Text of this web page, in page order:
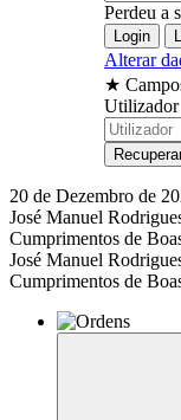
Perdeu a
Alterar
★
Utilizador
20 de Dezembro de
José Manuel
Cumprimentos de
José Manuel
Cumprimentos de